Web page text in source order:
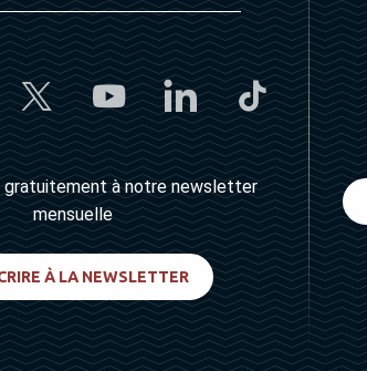
gratuitement à notre newsletter
mensuelle
À LA NEWSLETTER